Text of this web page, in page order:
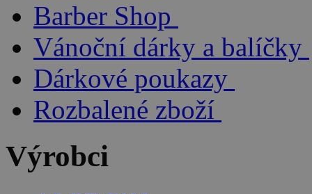
Barber Shop
Vánoční dárky a balíčky
Dárkové poukazy
Rozbalené zboží
Výrobci